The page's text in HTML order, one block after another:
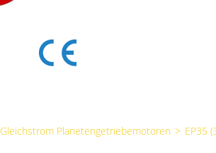
Gleichstrom Planetengetriebemotoren > EP35